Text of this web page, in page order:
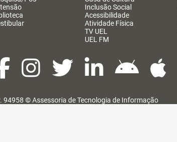
Inclusão Social
Acessibilidade
Atividade Física
TV UEL
UEL FM
94958 ©Assessoria de Tecnologia de Informação